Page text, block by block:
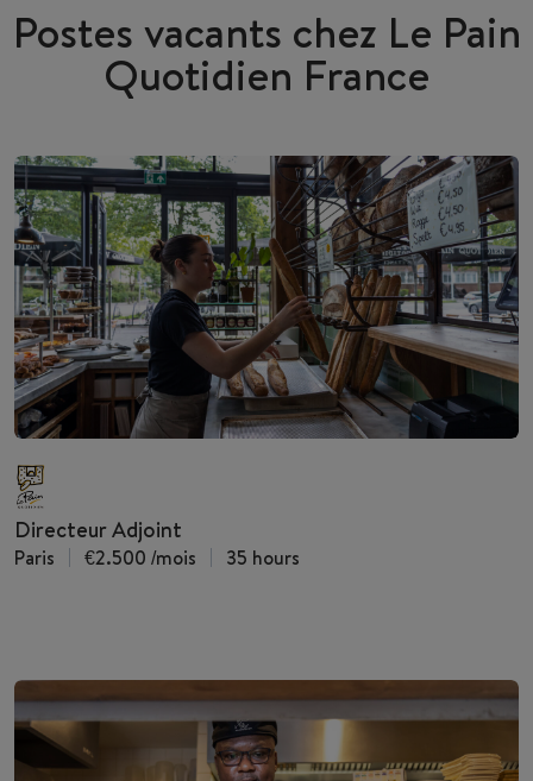
Postes vacants chez Le Pain
Quotidien France
Directeur Adjoint
Paris €2.500 /mois 35 hours